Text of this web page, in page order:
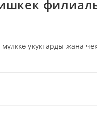
укуктарды жана